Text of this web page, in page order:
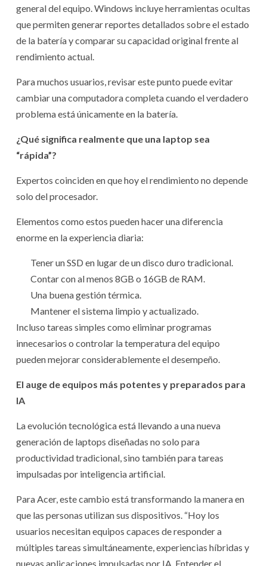
general del equipo. Windows incluye herramientas ocultas
que permiten generar reportes detallados sobre el estado
de la batería y comparar su capacidad original frente al
rendimiento actual.
Para muchos usuarios, revisar este punto puede evitar
cambiar una computadora completa cuando el verdadero
problema está únicamente en la batería.
¿Qué significa realmente que una laptop sea
“rápida”?
Expertos coinciden en que hoy el rendimiento no depende
solo del procesador.
Elementos como estos pueden hacer una diferencia
enorme en la experiencia diaria:
Tener un SSD en lugar de un disco duro tradicional.
Contar con al menos 8GB o 16GB de RAM.
Una buena gestión térmica.
Mantener el sistema limpio y actualizado.
Incluso tareas simples como eliminar programas
innecesarios o controlar la temperatura del equipo
pueden mejorar considerablemente el desempeño.
El auge de equipos más potentes y preparados para
IA
La evolución tecnológica está llevando a una nueva
generación de laptops diseñadas no solo para
productividad tradicional, sino también para tareas
impulsadas por inteligencia artificial.
Para Acer, este cambio está transformando la manera en
que las personas utilizan sus dispositivos. “Hoy los
usuarios necesitan equipos capaces de responder a
múltiples tareas simultáneamente, experiencias híbridas y
nuevas aplicaciones impulsadas por IA. Entender el